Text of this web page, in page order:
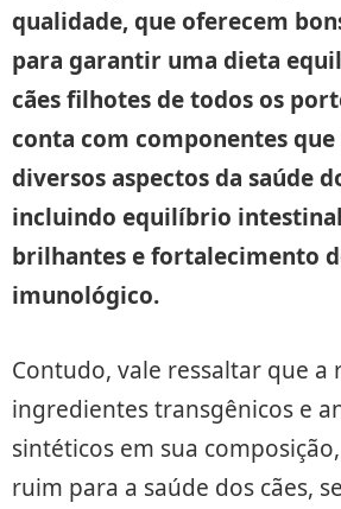
qualidade, que oferecem
para garantir uma dieta
cães filhotes de todos os
conta com componentes que
diversos aspectos da saúde
incluindo equilíbrio
brilhantes e fortalecimento
imunológico.
Contudo, vale ressaltar que a
ingredientes transgênicos e
sintéticos em sua
ruim para a saúde dos cães,